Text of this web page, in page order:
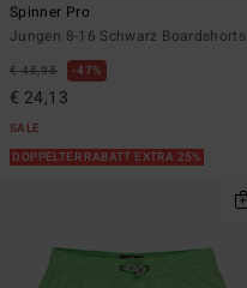
Spinner Pro
Jungen 8-16 Schwarz Boardshorts
€ 45,95 47%
€ 24,13
SALE
DOPPELTER RABATT EXTRA 25%